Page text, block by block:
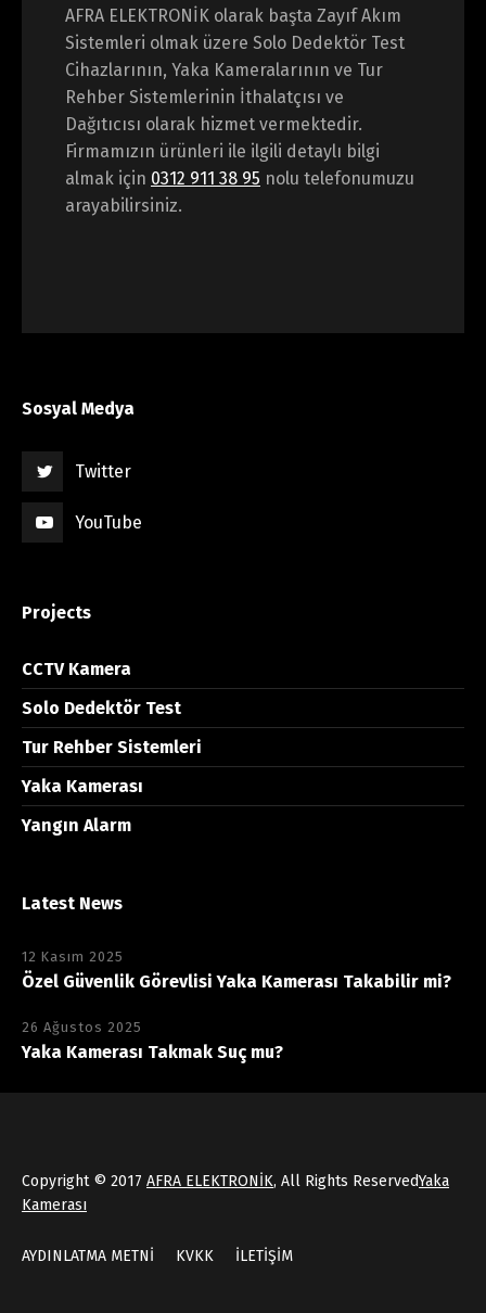
AFRA ELEKTRONİK olarak başta Zayıf Akım
Sistemleri olmak üzere Solo Dedektör Test
Cihazlarının, Yaka Kameralarının ve Tur
Rehber Sistemlerinin İthalatçısı ve
Dağıtıcısı olarak hizmet vermektedir.
Firmamızın ürünleri ile ilgili detaylı bilgi
almak için 0312 911 38 95 nolu telefonumuzu
arayabilirsiniz.
Sosyal Medya
Twitter
YouTube
Projects
CCTV Kamera
Solo Dedektör Test
Tur Rehber Sistemleri
Yaka Kamerası
Yangın Alarm
Latest News
12 Kasım 2025
Özel Güvenlik Görevlisi Yaka Kamerası Takabilir mi?
26 Ağustos 2025
Yaka Kamerası Takmak Suç mu?
Copyright © 2017 AFRA ELEKTRONİK, All Rights ReservedYaka
Kamerası
AYDINLATMA METNİ KVKK İLETİŞİM